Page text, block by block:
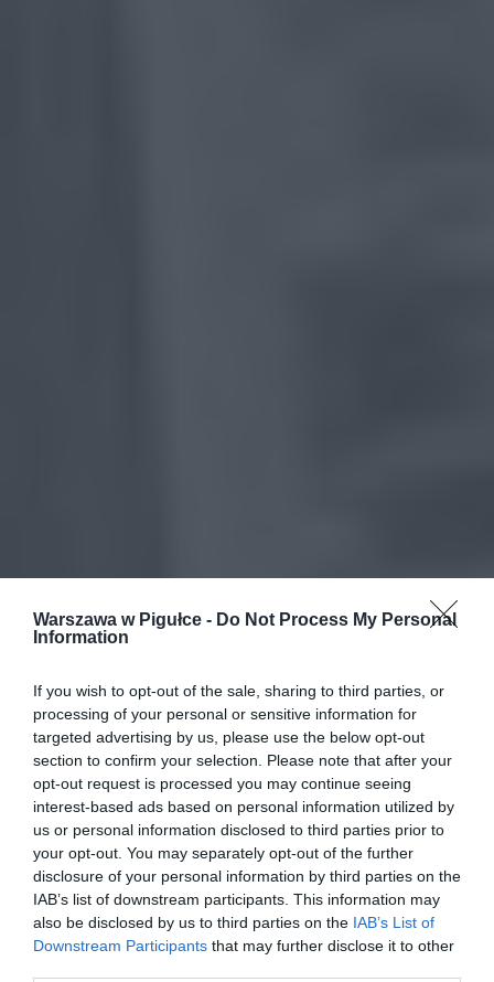
Warszawa w Pigułce - Do Not Process My Personal
Information
If you wish to opt-out of the sale, sharing to third parties, or
processing of your personal or sensitive information for
targeted advertising by us, please use the below opt-out
section to confirm your selection. Please note that after your
opt-out request is processed you may continue seeing
interest-based ads based on personal information utilized by
us or personal information disclosed to third parties prior to
your opt-out. You may separately opt-out of the further
disclosure of your personal information by third parties on the
IAB’s list of downstream participants. This information may
also be disclosed by us to third parties on the IAB’s List of
Downstream Participants that may further disclose it to other